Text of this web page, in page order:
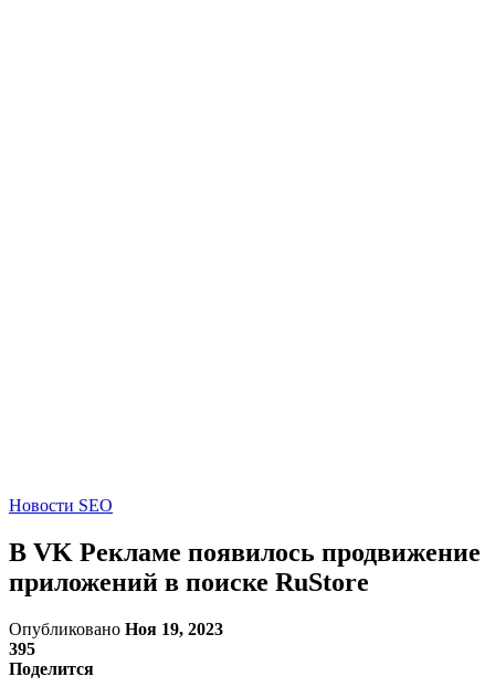
Новости SEO
В VK Рекламе появилось продвижение
приложений в поиске RuStore
Опубликовано Ноя 19, 2023
395
Поделится